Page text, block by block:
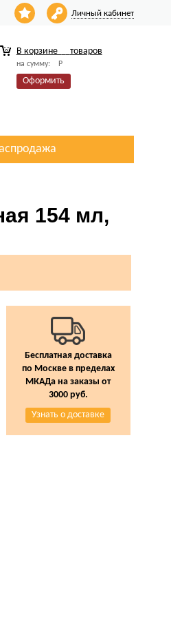
Личный кабинет
В корзине товаров
на сумму: Р
Оформить
154 мл,
Бесплатная доставка
по Москве в пределах
МКАДа на заказы от
3000 руб.
Узнать о доставке